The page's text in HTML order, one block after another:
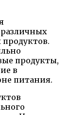
различных
продукты,
в
питания.